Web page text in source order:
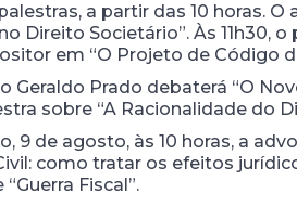
a partir das 10 horas.
Direito Societário”. Às
em “O Projeto de Código
Geraldo Prado debaterá “O
sobre “A Racionalidade do
9 de agosto, às 10 horas, a
como tratar os efeitos
Fiscal”.